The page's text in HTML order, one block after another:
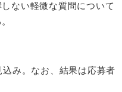
い軽微な質問について
み。なお、結果は応募者